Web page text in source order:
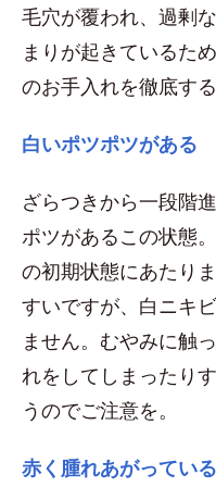
毛穴が覆われ、過剰
まりが起きているた
のお手入れを徹底す
白いポツポツがある
ざらつきから一段階
ポツがあるこの状態
の初期状態にあたり
すいですが、白ニキ
ません。むやみに触
れをしてしまったり
うのでご注意を。
赤く腫れあがっている